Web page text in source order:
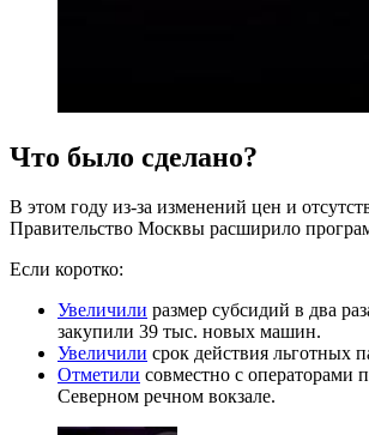
Что было сделано?
В этом году из-за изменений цен и
Правительство Москвы расширило
Если коротко:
Увеличили размер субсидий в два
закупили 39 тыс. новых машин.
Увеличили срок действия льготных
Отметили совместно с операторами
Северном речном вокзале.